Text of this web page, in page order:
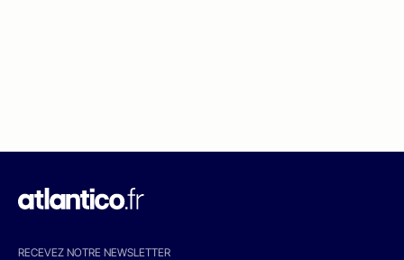
RECEVEZ NOTRE NEWSLETTER